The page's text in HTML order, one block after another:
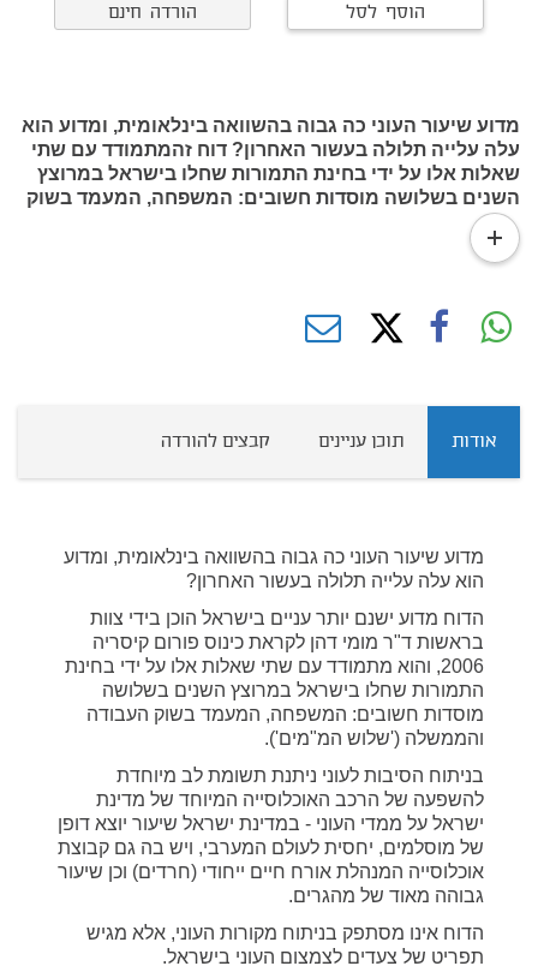
הוסף לסל הורדה חינם
מדוע שיעור העוני כה גבוה בהשוואה בינלאומית, ומדוע הוא
עלה עלייה תלולה בעשור האחרון? דוח זהמתמודד עם שתי
שאלות אלו על ידי בחינת התמורות שחלו בישראל במרוצץ
השנים בשלושה מוסדות חשובים: המשפחה, המעמד בשוק
העבודה והממשלה.
read
more
אודות תוכן עניינים קבצים להורדה
מדוע שיעור העוני כה גבוה בהשוואה בינלאומית, ומדוע
הוא עלה עלייה תלולה בעשור האחרון?
הדוח מדוע ישנם יותר עניים בישראל הוכן בידי צוות
בראשות ד"ר מומי דהן לקראת כינוס פורום קיסריה
2006, והוא מתמודד עם שתי שאלות אלו על ידי בחינת
התמורות שחלו בישראל במרוצץ השנים בשלושה
מוסדות חשובים: המשפחה, המעמד בשוק העבודה
והממשלה ('שלוש המ"מים').
בניתוח הסיבות לעוני ניתנת תשומת לב מיוחדת
להשפעה של הרכב האוכלוסייה המיוחד של מדינת
ישראל על ממדי העוני - במדינת ישראל שיעור יוצא דופן
של מוסלמים, יחסית לעולם המערבי, ויש בה גם קבוצת
אוכלוסייה המנהלת אורח חיים ייחודי (חרדים) וכן שיעור
גבוהה מאוד של מהגרים.
הדוח אינו מסתפק בניתוח מקורות העוני, אלא מגיש
תפריט של צעדים לצמצום העוני בישראל.